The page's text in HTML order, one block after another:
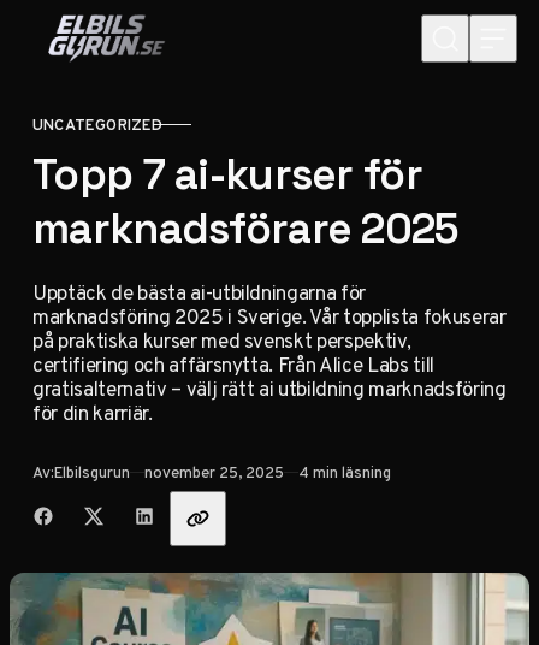
Hoppa till innehåll
KATEGORI
UNCATEGORIZED
Topp 7 ai-kurser för
marknadsförare 2025
Upptäck de bästa ai-utbildningarna för
marknadsföring 2025 i Sverige. Vår topplista fokuserar
på praktiska kurser med svenskt perspektiv,
certifiering och affärsnytta. Från Alice Labs till
gratisalternativ – välj rätt ai utbildning marknadsföring
för din karriär.
Av:Elbilsgurun Publicerad
november 25, 2025 4 min läsning
Dela med vänner